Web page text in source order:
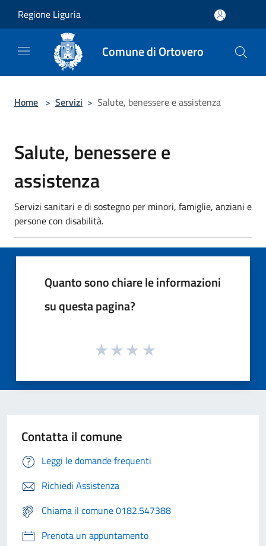
Regione Liguria
Comune di Ortovero
Home > Servizi > Salute, benessere e assistenza
Salute, benessere e
assistenza
Servizi sanitari e di sostegno per minori, famiglie, anziani e
persone con disabilità.
Quanto sono chiare le informazioni
su questa pagina?
Contatta il comune
Leggi le domande frequenti
Richiedi Assistenza
Chiama il comune 0182.547388
Prenota un appuntamento